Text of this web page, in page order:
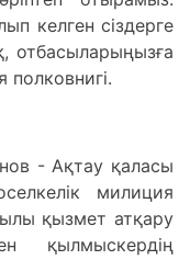
келген сіздерге
отбасыларыңызға
полковнигі.
- Ақтау қаласы
милиция
қызмет атқару
қылмыскердің